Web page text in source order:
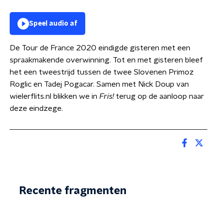
Speel audio af
De Tour de France 2020 eindigde gisteren met een
spraakmakende overwinning. Tot en met gisteren bleef
het een tweestrijd tussen de twee Slovenen Primoz
Roglic en Tadej Pogacar. Samen met Nick Doup van
wielerflits.nl blikken we in Fris!terug op de aanloop naar
deze eindzege.
Recente fragmenten